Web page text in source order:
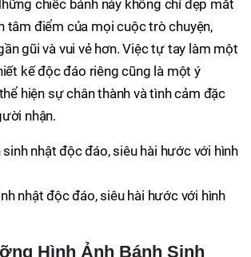
chiếc bánh này không chỉ đẹp mắt
tâm điểm của mọi cuộc trò chuyện,
gũi và vui vẻ hơn. Việc tự tay làm một
kế độc đáo riêng cũng là một ý
hiện sự chân thành và tình cảm đặc
nhận.
nhật độc đáo, siêu hài hước với hình
Hình Ảnh Bánh Sinh